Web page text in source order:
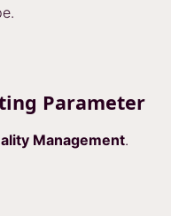
Parameter
Management.